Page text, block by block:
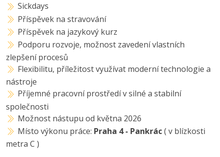
Sickdays
Příspěvek na stravování
Příspěvek na jazykový kurz
Podporu rozvoje, možnost zavedení vlastních
zlepšení procesů
Flexibilitu, příležitost využívat moderní technologie a
nástroje
Příjemné pracovní prostředí v silné a stabilní
společnosti
Možnost nástupu od května 2026
Místo výkonu práce: Praha 4 - Pankrác( v blízkosti
metra C )